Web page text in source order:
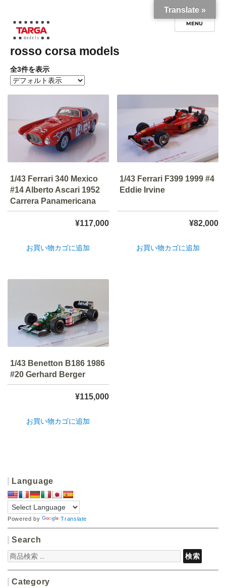
TARGA models onlineshop
rosso corsa models
全3件を表示
1/43 Ferrari 340 Mexico
#14 Alberto Ascari 1952
Carrera Panamericana
¥117,000
お買い物カゴに追加
1/43 Ferrari F399 1999 #4
Eddie Irvine
¥82,000
お買い物カゴに追加
1/43 Benetton B186 1986
#20 Gerhard Berger
¥115,000
お買い物カゴに追加
Language
Powered by Translate
Search
検
索
対
象:
検索
Category
Translate »